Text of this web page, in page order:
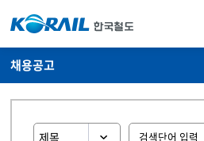
채용공고